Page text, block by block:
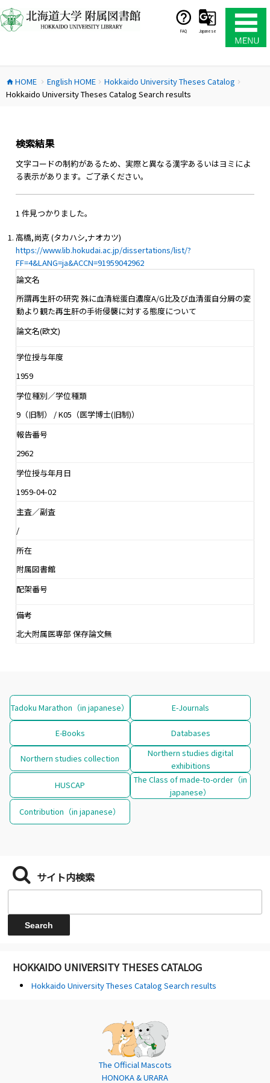
ン
テ
ス
キ
FAQ Japanese
home HOME chevron_right English HOMEchevron_right Hokkaido University Theses Catalog chevron_right
Hokkaido University Theses Catalog Search results
検索結果
文字コードの制約があるため、実際と異なる漢字あるいはヨミによ
る表示があります。ご了承ください。
1 件見つかりました。
高橋,尚克 (タカハシ,ナオカツ)
https://www.lib.hokudai.ac.jp/dissertations/list/?
FF=4&LANG=ja&ACCN=91959042962
論文名
所謂再生肝の研究 殊に血清総蛋白濃度A/G比及び血清蛋自分屑の変
動より観た再生肝の手術侵襲に対する態度について
論文名(欧文)
学位授与年度
1959
学位種別／学位種類
9（旧制） / K05（医学博士(旧制)）
報告番号
2962
学位授与年月日
1959-04-02
主査／副査
/
所在
附属図書館
配架番号
備考
北大附属医専部 保存論文無
Tadoku Marathon（in japanese） E-Journals
E-Books Databases
Northern studies collection
Northern studies digital
exhibitions
HUSCAP
The Class of made-to-order（in
japanese）
Contribution（in japanese）
サイト内検索
HOKKAIDO UNIVERSITY THESES CATALOG
Hokkaido University Theses Catalog Search results
The Official Mascots
HONOKA & URARA